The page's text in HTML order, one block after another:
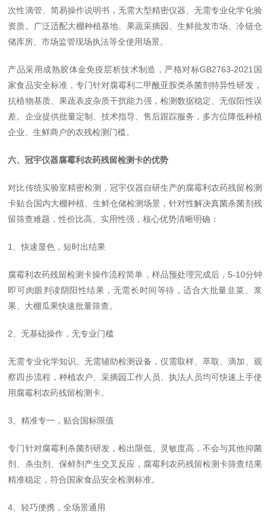
次性滴管、简易操作说明书，无需大型精密仪器、无需专业化学化验
资质。广泛适配大棚种植基地、果蔬采摘园、生鲜批发市场、冷链仓
储库房、市场监管现场执法等全使用场景。
产品采用成熟胶体金免疫层析技术制造，严格对标GB2763-2021国
家食品安全标准，专门针对腐霉利二甲酰亚胺类杀菌剂特异性研发，
抗植物基质、果蔬表皮杂质干扰能力强，检测数据稳定、无假阳性误
差。企业提供批量定制、技术指导、售后跟踪服务，多方位降低种植
企业、生鲜商户的农残检测门槛。
六、冠宇仪器腐霉利农药残留检测卡的优势
对比传统实验室精密检测，冠宇仪器自研生产的腐霉利农药残留检测
卡贴合国内大棚种植、生鲜仓储检测场景，针对性解决真菌杀菌剂残
留筛查难题，性价比高、实用性强，核心优势清晰明确：
1、快速显色，短时出结果
腐霉利农药残留检测卡操作流程简单，样品预处理完成后，5-10分钟
即可肉眼判读阴阳性结果，无需长时间等待，适合大批量韭菜、浆
果、大棚瓜果快速批量筛查。
2、无基础操作，无专业门槛
无需专业化学知识、无需辅助检测设备，仅需取样、萃取、滴加、观
察四步流程，种植农户、采摘园工作人员、执法人员均可快速上手使
用腐霉利农药残留检测卡。
3、精准专一，贴合国标限值
专门针对腐霉利杀菌剂研发，检出限低、灵敏度高，不会与其他抑菌
剂、杀虫剂、保鲜剂产生交叉反应，腐霉利农药残留检测卡筛查结果
精准稳定，符合国家食品安全检测标准。
4、轻巧便携，全场景通用